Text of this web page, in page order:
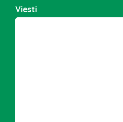
Viesti